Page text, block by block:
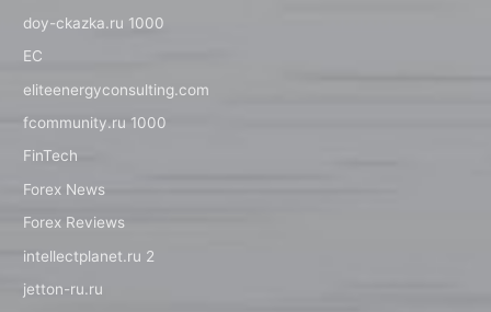
doy-ckazka.ru 1000
EC
eliteenergyconsulting.com
fcommunity.ru 1000
FinTech
Forex News
Forex Reviews
intellectplanet.ru 2
jetton-ru.ru